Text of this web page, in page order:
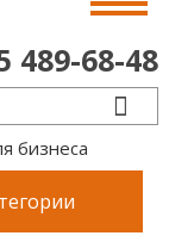
489-68-48
бизнеса